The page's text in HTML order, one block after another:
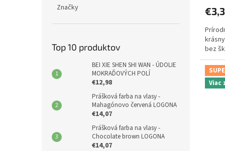
Značky
Top 10 produktov
BEI XIE SHEN SHI WAN - ÚDOLIE
MOKRAĎOVÝCH POLÍ
€12,98
Prášková farba na vlasy -
Mahagónovo červená LOGONA
€14,07
Prášková farba na vlasy -
Chocolate brown LOGONA
€14,07
bez
Viac